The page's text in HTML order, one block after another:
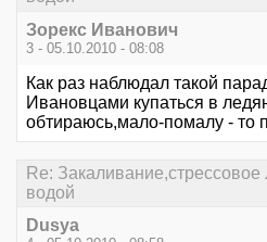
Зорекс Иванович
3 - 05.10.2010 - 08:08
Как раз наблюдал такой
Ивановцами купаться в
обтираюсь,мало-помалу - то
Re:
водой
Dusya